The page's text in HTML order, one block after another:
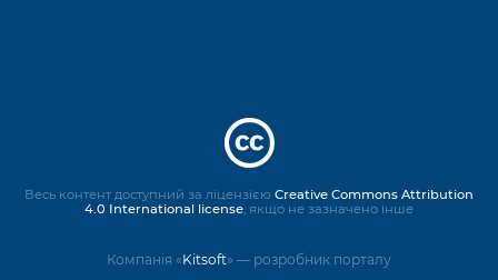
Компанія «Kitsoft» — розробник порталу
Весь контент доступний за ліцензією Creative Commons Attribution
4.0 International license, якщо не зазначено інше